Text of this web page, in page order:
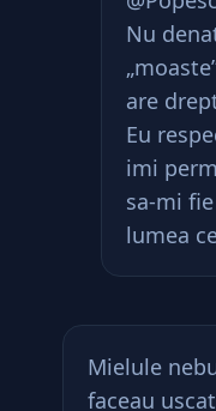
Nu
are
Eu
imi
sa-mi
lumea
Mielule
faceau